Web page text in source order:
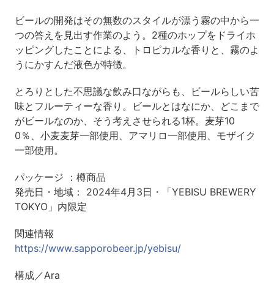
ビールの開発はその無数のスタイルが漂う霧の中から一
つの答えを見出す作業のよう。2種のホップをドライホ
ッピングしたことによる、トロピカルな香りと、霧のよ
うにかすんだ液色が特徴。
とろりとした不思議な飲み口ながらも、ビールらしい苦
味とフルーティーな香り。ビールとはなにか、どこまで
がビールなのか、そう考えさせられる1杯。麦芽10
0％、小麦麦芽一部使用、アマリロ一部使用、モザイク
一部使用。
パッケージ ：樽商品
発売日・地域： 2024年4月3日・「YEBISU BREWERY
TOKYO」内限定
関連情報
https://www.sapporobeer.jp/yebisu/
構成／Ara